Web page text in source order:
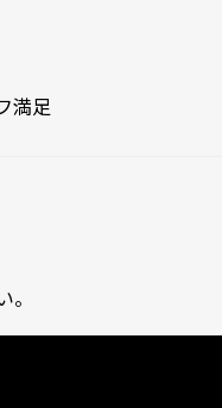
満足